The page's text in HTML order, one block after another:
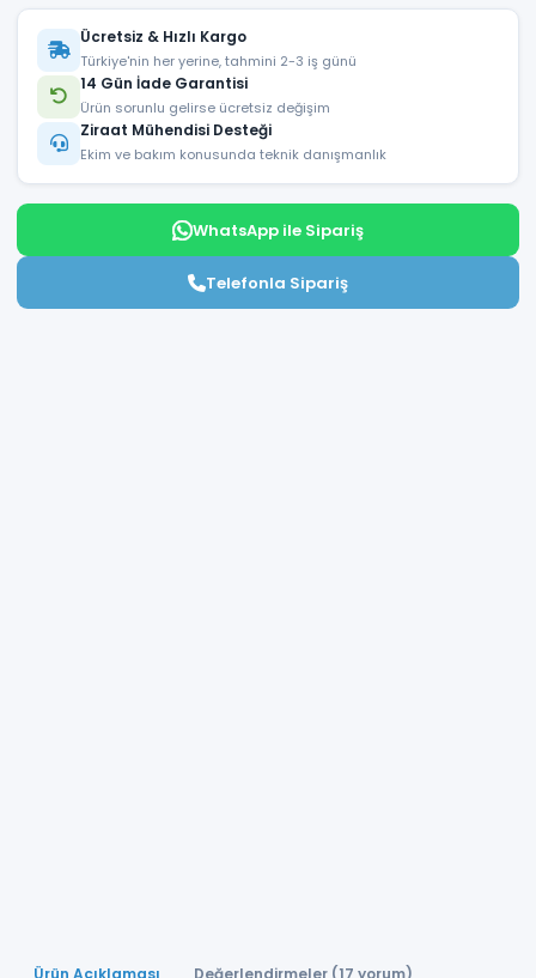
Ücretsiz & Hızlı Kargo
Türkiye'nin her yerine, tahmini 2-3 iş günü
14 Gün İade Garantisi
Ürün sorunlu gelirse ücretsiz değişim
Ziraat Mühendisi Desteği
Ekim ve bakım konusunda teknik danışmanlık
WhatsApp ile Sipariş
Telefonla Sipariş
Ürün Açıklaması Değerlendirmeler (17 yorum)